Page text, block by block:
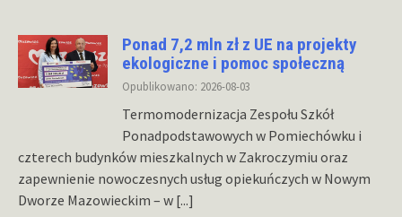
Ponad 7,2 mln zł z UE na projekty
ekologiczne i pomoc społeczną
Opublikowano: 2026-08-03
Termomodernizacja Zespołu Szkół
Ponadpodstawowych w Pomiechówku i
czterech budynków mieszkalnych w Zakroczymiu oraz
zapewnienie nowoczesnych usług opiekuńczych w Nowym
Dworze Mazowieckim – w [...]